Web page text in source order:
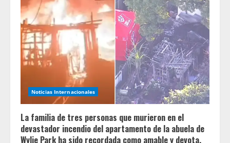
Noticias Internacionales
La familia de tres personas que murieron en el
devastador incendio del apartamento de la abuela de
Wylie Park ha sido recordada como amable y devota.